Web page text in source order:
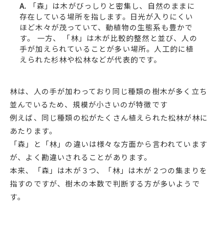
「森」は木がびっしりと密集し、自然のままに
存在している場所を指します。日光が入りにくい
ほど木々が茂っていて、動植物の生態系も豊かで
す。 一方、 「林」は木が比較的整然と並び、人の
手が加えられていることが多い場所。人工的に植
えられた杉林や松林などが代表的です。
林は、人の手が加わっており同じ種類の樹木が多く立ち
並んでいるため、規模が小さいのが特徴です
例えば、同じ種類の松がたくさん植えられた松林が林に
あたります。
「森」と「林」の違いは様々な方面から言われています
が、よく勘違いされることがあります。
本来、「森」は木が３つ、「林」は木が２つの集まりを
指すのですが、樹木の本数で判断する方が多いようで
す。